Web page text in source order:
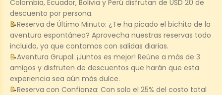
Colombia, Ecuador, Bolivia y Perú disfrutan de USD 20 de
descuento por persona.
Reserva de Último Minuto: ¿Te ha picado el bichito de la
aventura espontánea? Aprovecha nuestras reservas todo
incluido, ya que contamos con salidas diarias.
Aventura Grupal: ¡Juntos es mejor! Reúne a más de 3
amigos y disfruten de descuentos que harán que esta
experiencia sea aún más dulce.
Reserva con Confianza: Con solo el 25% del costo total